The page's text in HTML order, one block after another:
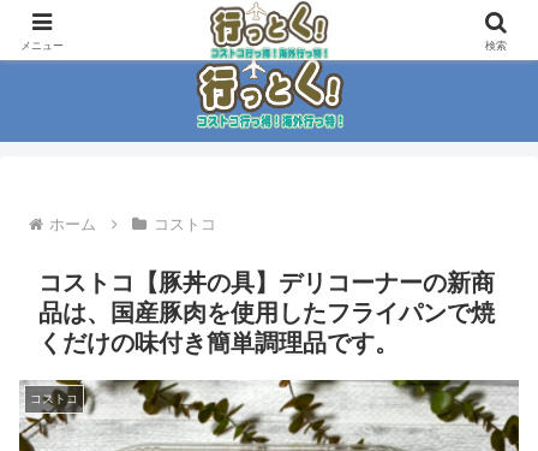
コストコ大好き家族がイチ押商品紹介！！
ホーム コストコ
コストコ【豚丼の具】デリコーナーの新商
品は、国産豚肉を使用したフライパンで焼
くだけの味付き簡単調理品です。
コストコ
メニュー 検索